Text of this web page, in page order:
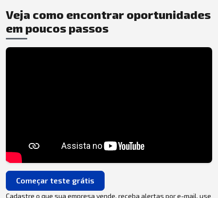
Veja como encontrar oportunidades
em poucos passos
Começar teste grátis
Cadastre o que sua empresa vende, receba alertas por e-mail, use